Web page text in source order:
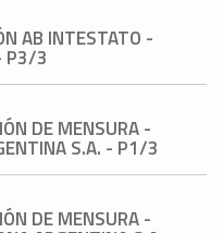
AB INTESTATO -
P3/3
DE MENSURA -
S.A. - P1/3
DE MENSURA -